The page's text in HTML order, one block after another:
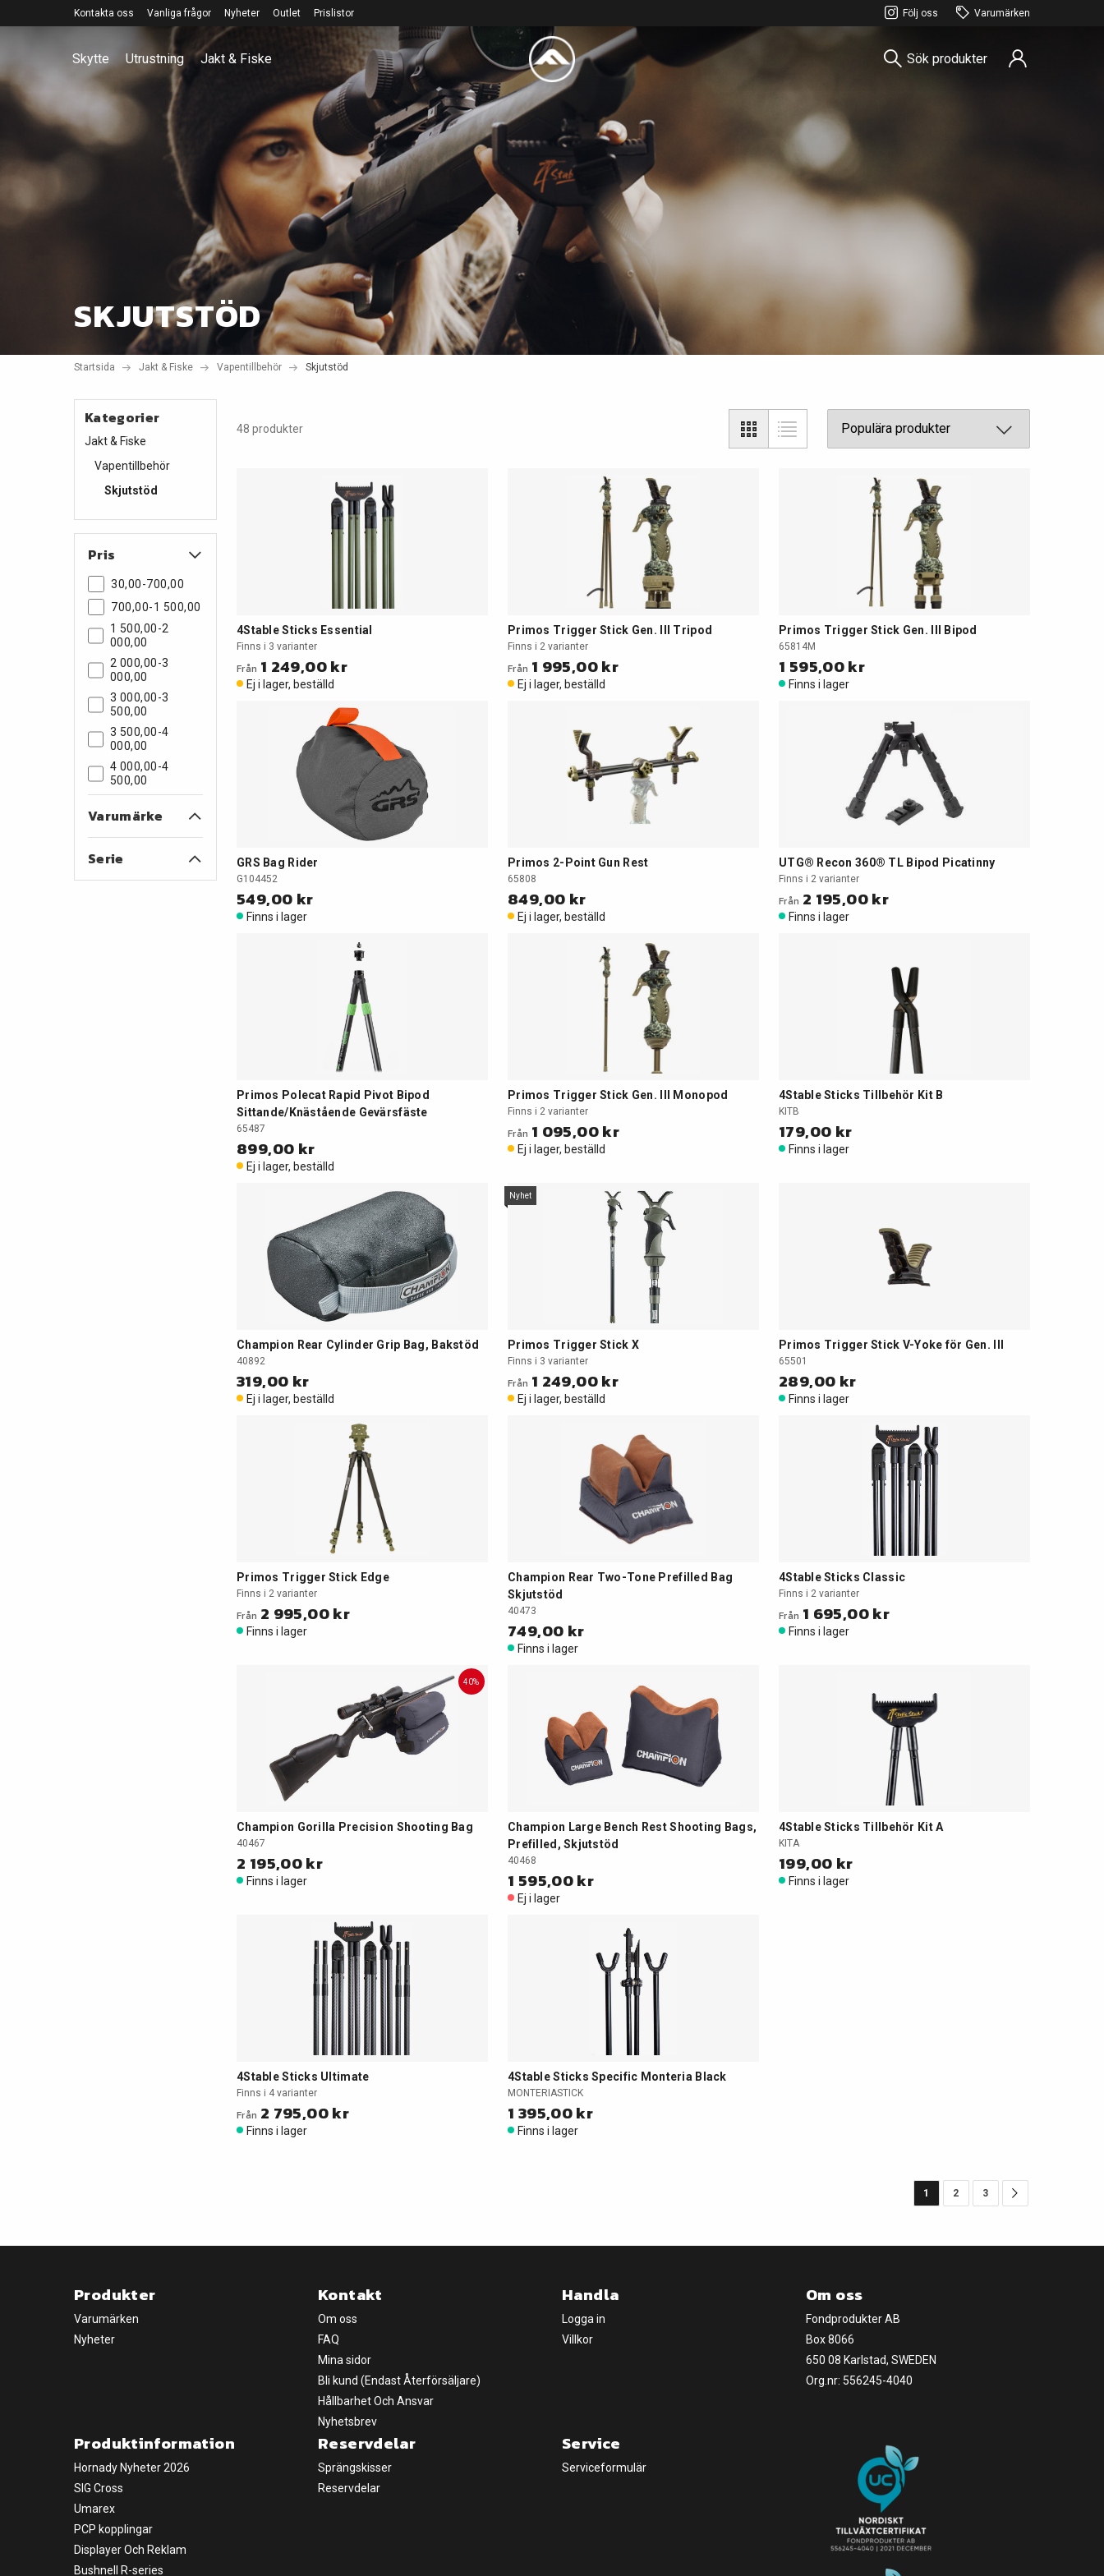
Kontakta oss Vanliga frågor Nyheter Outlet Prislistor Följ oss Varumärken
Skytte Utrustning Jakt & Fiske Sök produkter
SKJUTSTÖD
Startsida Jakt & Fiske Vapentillbehör Skjutstöd
Kategorier
Jakt & Fiske
Vapentillbehör
Skjutstöd
Pris
30,00-700,00
700,00-1 500,00
1 500,00-2
000,00
2 000,00-3
000,00
3 000,00-3
500,00
3 500,00-4
000,00
4 000,00-4
500,00
Varumärke
Serie
48 produkter
4Stable Sticks Essential
Finns i 3 varianter
Från 1 249,00 kr
Ej i lager, beställd
Primos Trigger Stick Gen. III Tripod
Finns i 2 varianter
Från 1 995,00 kr
Ej i lager, beställd
Primos Trigger Stick Gen. III Bipod
65814M
1 595,00 kr
Finns i lager
GRS Bag Rider
G104452
549,00 kr
Finns i lager
Primos 2-Point Gun Rest
65808
849,00 kr
Ej i lager, beställd
UTG® Recon 360® TL Bipod Picatinny
Finns i 2 varianter
Från 2 195,00 kr
Finns i lager
Primos Polecat Rapid Pivot Bipod
Sittande/Knästående Gevärsfäste
65487
899,00 kr
Ej i lager, beställd
Primos Trigger Stick Gen. III Monopod
Finns i 2 varianter
Från 1 095,00 kr
Ej i lager, beställd
4Stable Sticks Tillbehör Kit B
KITB
179,00 kr
Finns i lager
Champion Rear Cylinder Grip Bag, Bakstöd
40892
319,00 kr
Ej i lager, beställd
Nyhet
Primos Trigger Stick X
Finns i 3 varianter
Från 1 249,00 kr
Ej i lager, beställd
Primos Trigger Stick V-Yoke för Gen. III
65501
289,00 kr
Finns i lager
Primos Trigger Stick Edge
Finns i 2 varianter
Från 2 995,00 kr
Finns i lager
Champion Rear Two-Tone Prefilled Bag
Skjutstöd
40473
749,00 kr
Finns i lager
4Stable Sticks Classic
Finns i 2 varianter
Från 1 695,00 kr
Finns i lager
40%
Champion Gorilla Precision Shooting Bag
40467
2 195,00 kr
Finns i lager
Champion Large Bench Rest Shooting Bags,
Prefilled, Skjutstöd
40468
1 595,00 kr
Ej i lager
4Stable Sticks Tillbehör Kit A
KITA
199,00 kr
Finns i lager
4Stable Sticks Ultimate
Finns i 4 varianter
Från 2 795,00 kr
Finns i lager
4Stable Sticks Specific Monteria Black
MONTERIASTICK
1 395,00 kr
Finns i lager
1 2 3
Produkter
Varumärken
Nyheter
Kontakt
Om oss
FAQ
Mina sidor
Bli kund (Endast Återförsäljare)
Hållbarhet Och Ansvar
Nyhetsbrev
Handla
Logga in
Villkor
Om oss
Fondprodukter AB
Box 8066
650 08 Karlstad, SWEDEN
Org.nr: 556245-4040
Produktinformation
Hornady Nyheter 2026
SIG Cross
Umarex
PCP kopplingar
Displayer Och Reklam
Bushnell R-series
Reservdelar
Sprängskisser
Reservdelar
Service
Serviceformulär